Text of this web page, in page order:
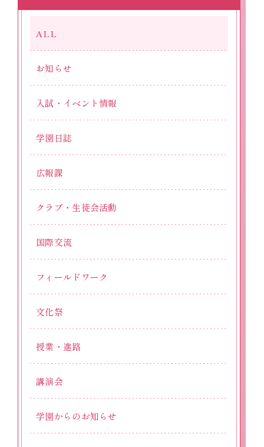
ALL
お知らせ
入試・イベント情報
学園日誌
広報課
クラブ・生徒会活動
国際交流
フィールドワーク
文化祭
授業・進路
講演会
学園からのお知らせ